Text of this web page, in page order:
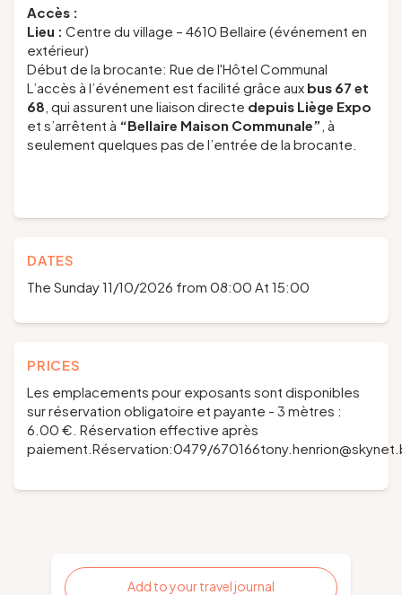
Accès :
Lieu : Centre du village – 4610 Bellaire (événement en
extérieur)
Début de la brocante: Rue de l'Hôtel Communal
L’accès à l’événement est facilité grâce aux bus 67 et
68 , qui assurent une liaison directe depuis Liège Expo
et s’arrêtent à “Bellaire Maison Communale” , à
seulement quelques pas de l’entrée de la brocante.
DATES
The Sunday 11/10/2026 from 08:00 At 15:00
PRICES
Les emplacements pour exposants sont disponibles
sur réservation obligatoire et payante - 3 mètres :
6.00 €. Réservation effective après
paiement.Réservation:0479/
Add to your travel journal